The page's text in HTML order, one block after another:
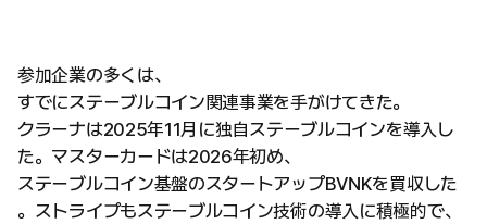
参加企業の多くは、
すでにステーブルコイン関連事業を手がけてきた。
クラーナは2025年11月に独自ステーブルコインを導入し
た。マスターカードは2026年初め、
ステーブルコイン基盤のスタートアップBVNKを買収した
。ストライプもステーブルコイン技術の導入に積極的で、